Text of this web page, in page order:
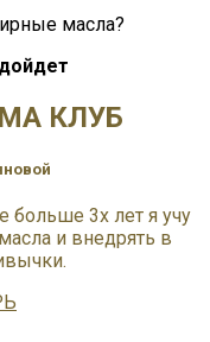
масла?
КЛУБ
больше 3х лет я учу
и внедрять в